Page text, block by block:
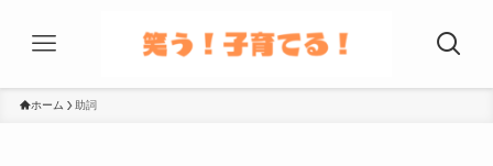
ホーム 助詞